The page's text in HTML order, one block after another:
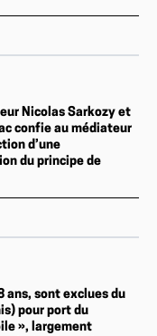
Nicolas Sarkozy et
confie au médiateur
d’une
du principe de
ans, sont exclues du
pour port du
», largement